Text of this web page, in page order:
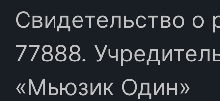
Свидетельство
77888.
«Мьюзик Один»